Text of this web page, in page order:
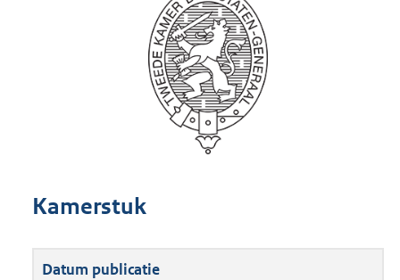
Kamerstuk